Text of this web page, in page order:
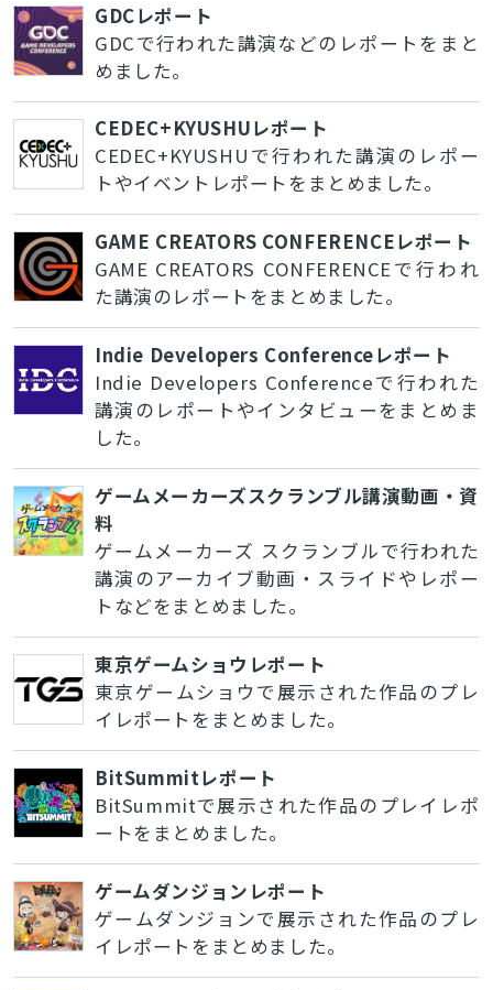
GDCレポート
GDCで行われた講演などのレポートをまと
めました。
CEDEC+KYUSHUレポート
CEDEC+KYUSHUで行われた講演のレポー
トやイベントレポートをまとめました。
GAME CREATORS CONFERENCEレポート
GAME CREATORS CONFERENCEで行われ
た講演のレポートをまとめました。
Indie Developers Conferenceレポート
Indie Developers Conferenceで行われた
講演のレポートやインタビューをまとめま
した。
ゲームメーカーズスクランブル講演動画・資
料
ゲームメーカーズ スクランブルで行われた
講演のアーカイブ動画・スライドやレポー
トなどをまとめました。
東京ゲームショウレポート
東京ゲームショウで展示された作品のプレ
イレポートをまとめました。
BitSummitレポート
BitSummitで展示された作品のプレイレポ
ートをまとめました。
ゲームダンジョンレポート
ゲームダンジョンで展示された作品のプレ
イレポートをまとめました。